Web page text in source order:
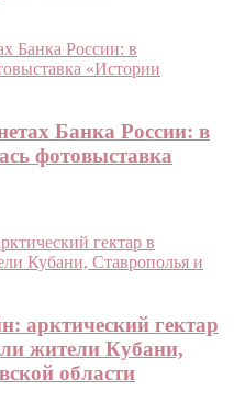
Банка России: в
фотовыставка
арктический гектар
жители Кубани,
области